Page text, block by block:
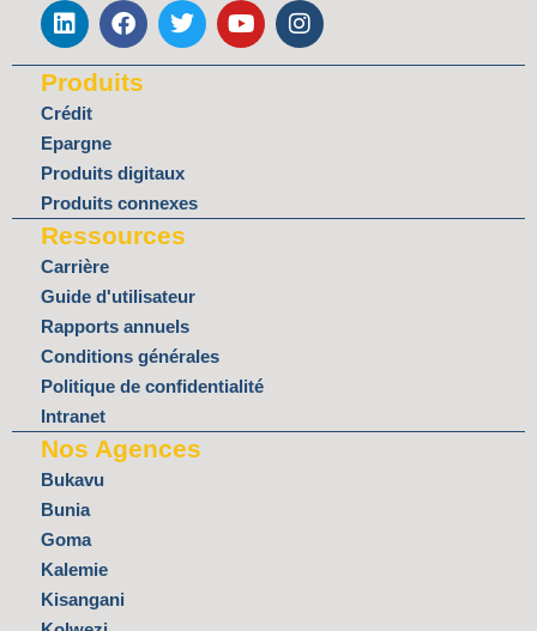
i
n
k
e
d
i
n
a
c
e
b
k
w
i
t
o
u
t
n
s
t
Produits
Crédit
Epargne
Produits digitaux
Produits connexes
Ressources
Carrière
Guide d'utilisateur
Rapports annuels
Conditions générales
Politique de confidentialité
Intranet
Nos Agences
Bukavu
Bunia
Goma
Kalemie
Kisangani